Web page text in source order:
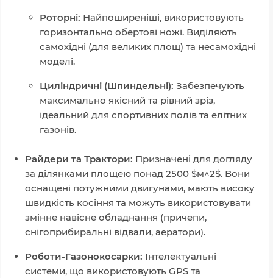
Роторні: Найпоширеніші, використовують
горизонтально обертові ножі. Виділяють
самохідні (для великих площ) та несамохідні
моделі.
Циліндричні (Шпиндельні): Забезпечують
максимально якісний та рівний зріз,
ідеальний для спортивних полів та елітних
газонів.
Райдери та Трактори: Призначені для догляду
за ділянками площею понад 2500 $м^2$. Вони
оснащені потужними двигунами, мають високу
швидкість косіння та можуть використовувати
змінне навісне обладнання (причепи,
снігоприбиральні відвали, аератори).
Роботи-Газонокосарки: Інтелектуальні
системи, що використовують GPS та